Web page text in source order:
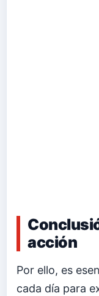
acción
Por ello, es
cada día para